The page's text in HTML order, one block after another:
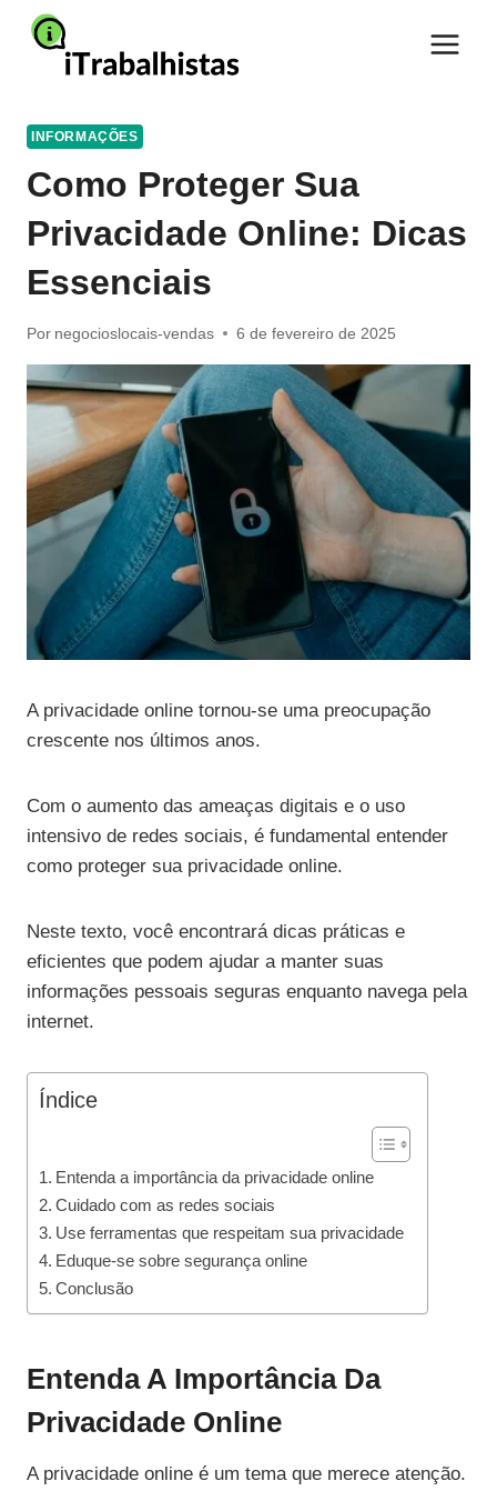
Pular
para
INFORMAÇÕES
Como Proteger Sua
Privacidade Online: Dicas
Essenciais
Por negocioslocais-vendas 6 de fevereiro de 2025
A privacidade online tornou-se uma preocupação
crescente nos últimos anos.
Com o aumento das ameaças digitais e o uso
intensivo de redes sociais, é fundamental entender
como proteger sua privacidade online.
Neste texto, você encontrará dicas práticas e
eficientes que podem ajudar a manter suas
informações pessoais seguras enquanto navega pela
internet.
Índice
Entenda a importância da privacidade online
Cuidado com as redes sociais
Use ferramentas que respeitam sua privacidade
Eduque-se sobre segurança online
Conclusão
Entenda A Importância Da
Privacidade Online
A privacidade online é um tema que merece atenção.